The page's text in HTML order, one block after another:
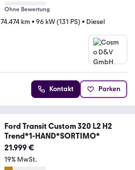
Ohne Bewertung
74.474 km • 96 kW (131 PS) • Diesel
Kontakt Parken
Ford Transit Custom 320 L2 H2
Trend*1-HAND*SORTIMO*
21.999 €
19% MwSt.